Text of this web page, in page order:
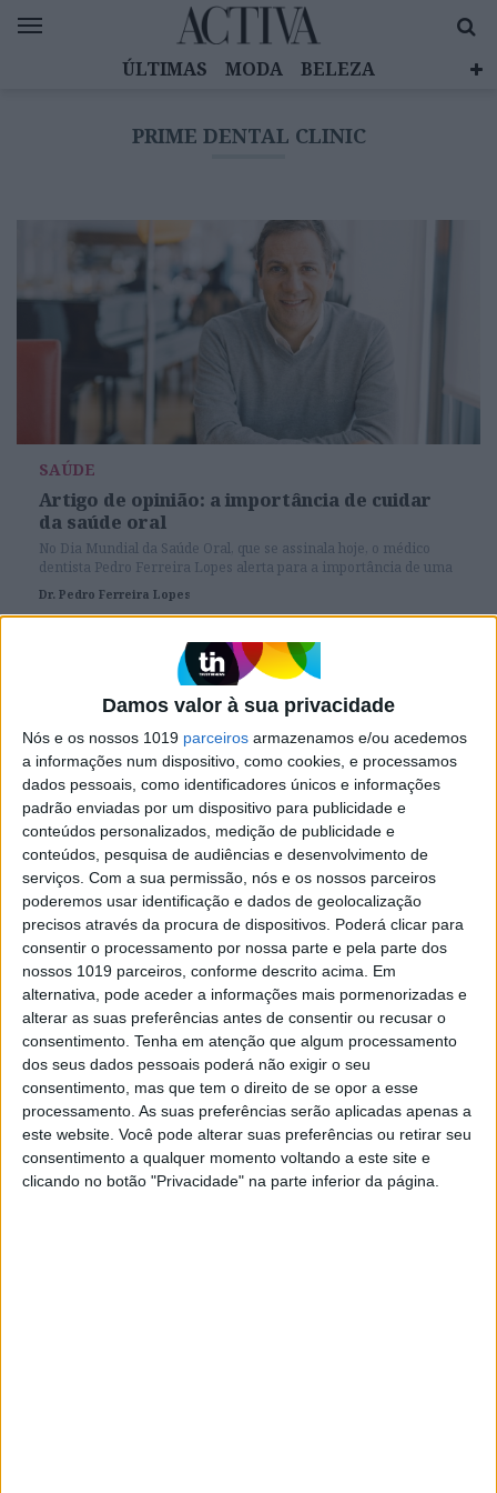
Damos valor à sua privacidade
Nós e os nossos 1019 parceiros armazenamos e/ou acedemos
a informações num dispositivo, como cookies, e processamos
dados pessoais, como identificadores únicos e informações
padrão enviadas por um dispositivo para publicidade e
conteúdos personalizados, medição de publicidade e
conteúdos, pesquisa de audiências e desenvolvimento de
serviços. Com a sua permissão, nós e os nossos parceiros
poderemos usar identificação e dados de geolocalização
precisos através da procura de dispositivos. Poderá clicar para
consentir o processamento por nossa parte e pela parte dos
nossos 1019 parceiros, conforme descrito acima. Em
alternativa, pode aceder a informações mais pormenorizadas e
alterar as suas preferências antes de consentir ou recusar o
consentimento. Tenha em atenção que algum processamento
dos seus dados pessoais poderá não exigir o seu
consentimento, mas que tem o direito de se opor a esse
processamento. As suas preferências serão aplicadas apenas a
este website. Você pode alterar suas preferências ou retirar seu
consentimento a qualquer momento voltando a este site e
clicando no botão "Privacidade" na parte inferior da página.
ÚLTIMAS MODA
BELEZA
EMOÇÕES
MULHERES INSPIRADORAS
PRIME DENTAL CLINIC
SAÚDE
Artigo de opinião: a importância de cuidar
da saúde oral
No Dia Mundial da Saúde Oral, que se assinala hoje, o médico
dentista Pedro Ferreira Lopes alerta para a importância de uma
saúde oral cuidada e deixa alguns conselhos.
Dr. Pedro Ferreira Lopes
SITES DO GRUPO TRUST IN NEWS
Visão Holofote
Caras Caras Decoração
Exame Exame Informática
Jornal de Letras Telenovelas
Visão Júnior TV Mais
Visão +